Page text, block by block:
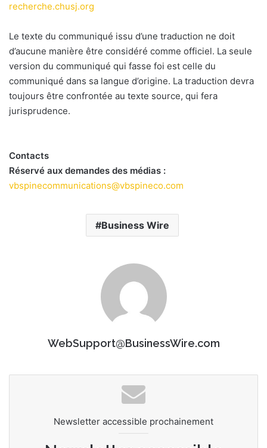
recherche.chusj.org
Le texte du communiqué issu d’une traduction ne doit
d’aucune manière être considéré comme officiel. La seule
version du communiqué qui fasse foi est celle du
communiqué dans sa langue d’origine. La traduction devra
toujours être confrontée au texte source, qui fera
jurisprudence.
Contacts
Réservé aux demandes des médias :
vbspinecommunications@vbspineco.com
Business Wire
WebSupport@BusinessWire.com
Newsletter accessible prochainement